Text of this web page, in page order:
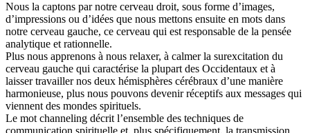
Nous la captons par notre cerveau droit, sous forme d’images,
d’impressions ou d’idées que nous mettons ensuite en mots dans
notre cerveau gauche, ce cerveau qui est responsable de la pensée
analytique et rationnelle.
Plus nous apprenons à nous relaxer, à calmer la surexcitation du
cerveau gauche qui caractérise la plupart des Occidentaux et à
laisser travailler nos deux hémisphères cérébraux d’une manière
harmonieuse, plus nous pouvons devenir réceptifs aux messages qui
viennent des mondes spirituels.
Le mot channeling décrit l’ensemble des techniques de